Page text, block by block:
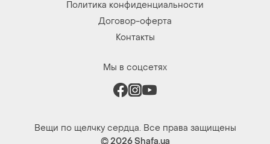
Политика конфиденциальности
Договор-оферта
Контакты
Мы в соцсетях
Вещи по щелчку сердца. Все права защищены
© 2026Shafa.ua